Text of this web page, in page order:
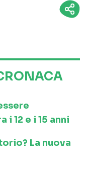
12 e i 15 anni
La nuova